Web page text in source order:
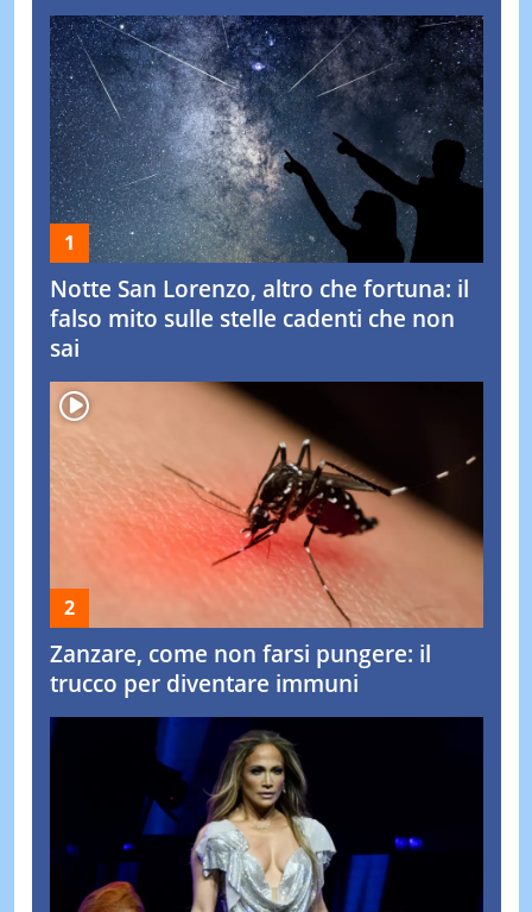
Notte San Lorenzo, altro che fortuna: il
falso mito sulle stelle cadenti che non
sai
Zanzare, come non farsi pungere: il
trucco per diventare immuni